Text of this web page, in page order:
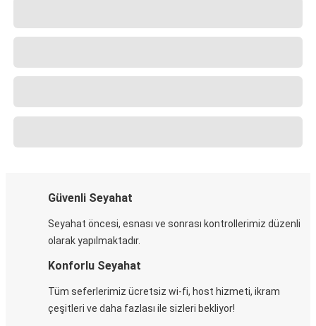
Güvenli Seyahat
Seyahat öncesi, esnası ve sonrası kontrollerimiz düzenli
olarak yapılmaktadır.
Konforlu Seyahat
Tüm seferlerimiz ücretsiz wi-fi, host hizmeti, ikram
çeşitleri ve daha fazlası ile sizleri bekliyor!